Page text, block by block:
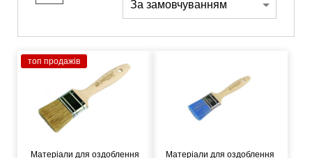
топ продажів
Матеріали для оздоблення Матеріали для оздоблення